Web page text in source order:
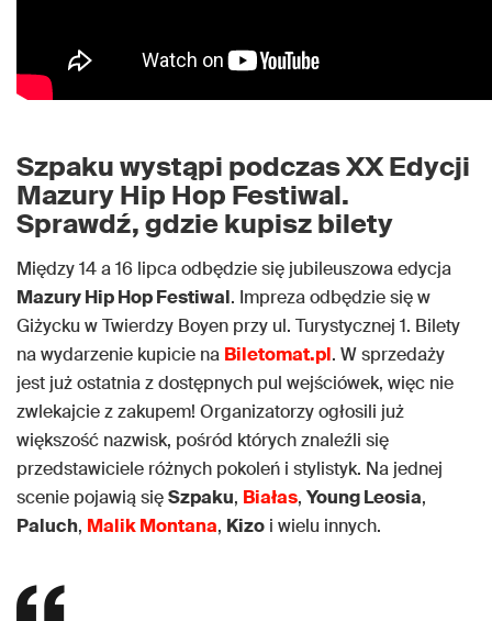
Szpaku wystąpi podczas XX Edycji
Mazury Hip Hop Festiwal.
Sprawdź, gdzie kupisz bilety
Między 14 a 16 lipca odbędzie się jubileuszowa edycja
Mazury Hip Hop Festiwal. Impreza odbędzie się w
Giżycku w Twierdzy Boyen przy ul. Turystycznej 1. Bilety
na wydarzenie kupicie na Biletomat.pl. W sprzedaży
jest już ostatnia z dostępnych pul wejściówek, więc nie
zwlekajcie z zakupem! Organizatorzy ogłosili już
większość nazwisk, pośród których znaleźli się
przedstawiciele różnych pokoleń i stylistyk. Na jednej
scenie pojawią sięSzpaku, Białas, Young Leosia,
Paluch, Malik Montana, Kizo i wielu innych.